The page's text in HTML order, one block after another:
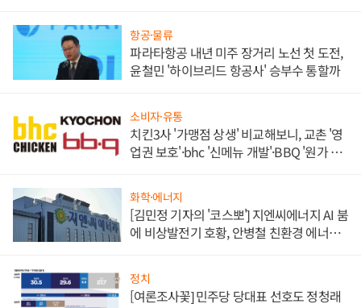
항공·물류
파라타항공 내년 미주 장거리 노선 첫 도전,
윤철민 '하이브리드 항공사' 승부수 통할까
소비자·유통
치킨3사 '가맹점 상생' 비교해보니, 교촌 '영
업권 보호'·bhc '신메뉴 개발'·BBQ '원가 부
화학·에너지
[김민정 기자의 '코스뽀'] 지엔씨에너지 AI 붐
에 비상발전기 호황, 안병철 친환경 에너지
정치
[여론조사꽃] 민주당 당대표 선호도 정청래